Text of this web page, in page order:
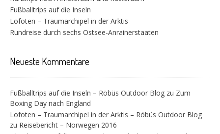
Fußballtrips auf die Inseln
Lofoten – Traumarchipel in der Arktis
Rundreise durch sechs Ostsee-Anrainerstaaten
Neueste Kommentare
Fußballtrips auf die Inseln – Röbüs Outdoor Blog zu Zum
Boxing Day nach England
Lofoten – Traumarchipel in der Arktis – Röbüs Outdoor Blog
zu Reisebericht – Norwegen 2016